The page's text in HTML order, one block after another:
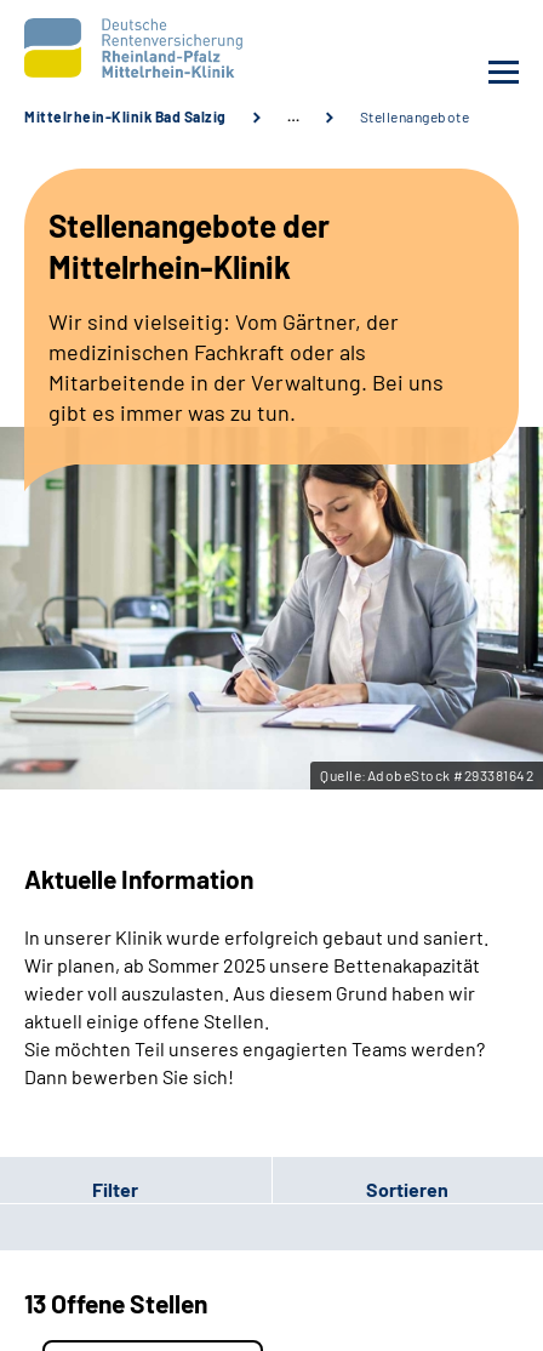
Unsere Angebote
Karriere
Zuweisende &
Leichte Sprache
Gebärdensprache
Mittelrhein-Klinik Bad Salzig … Stellenangebote
Stellenangebote der
Mittelrhein-Klinik
Wir sind vielseitig: Vom Gärtner, der
medizinischen Fachkraft oder als
Mitarbeitende in der Verwaltung. Bei uns
gibt es immer was zu tun.
Quelle:AdobeStock #293381642
Aktuelle Information
In unserer Klinik wurde erfolgreich gebaut und saniert.
Wir planen, ab Sommer 2025 unsere Bettenakapazität
wieder voll auszulasten. Aus diesem Grund haben wir
aktuell einige offene Stellen.
Sie möchten Teil unseres engagierten Teams werden?
Dann bewerben Sie sich!
Filter Sortieren
13 Offene Stellen